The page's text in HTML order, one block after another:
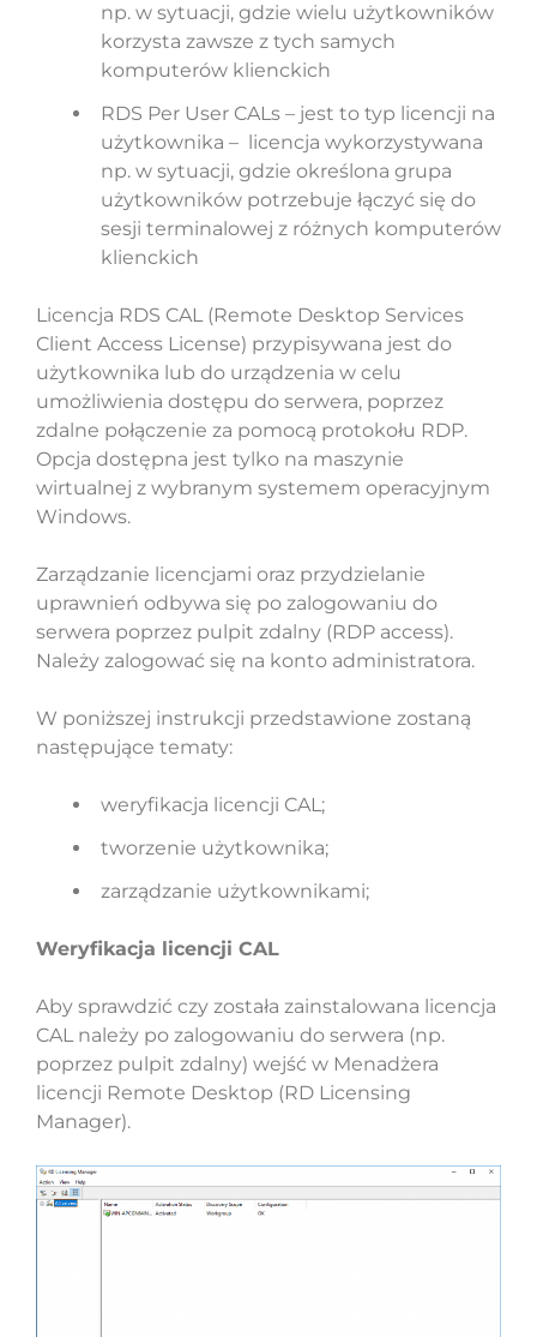
np. w sytuacji, gdzie wielu użytkowników
korzysta zawsze z tych samych
komputerów klienckich
RDS Per User CALs – jest to typ licencji na
użytkownika – licencja wykorzystywana
np. w sytuacji, gdzie określona grupa
użytkowników potrzebuje łączyć się do
sesji terminalowej z różnych komputerów
klienckich
Licencja RDS CAL (Remote Desktop Services
Client Access License) przypisywana jest do
użytkownika lub do urządzenia w celu
umożliwienia dostępu do serwera, poprzez
zdalne połączenie za pomocą protokołu RDP.
Opcja dostępna jest tylko na maszynie
wirtualnej z wybranym systemem operacyjnym
Windows.
Zarządzanie licencjami oraz przydzielanie
uprawnień odbywa się po zalogowaniu do
serwera poprzez pulpit zdalny (RDP access).
Należy zalogować się na konto administratora.
W poniższej instrukcji przedstawione zostaną
następujące tematy:
weryfikacja licencji CAL;
tworzenie użytkownika;
zarządzanie użytkownikami;
Weryfikacja licencji CAL
Aby sprawdzić czy została zainstalowana licencja
CAL należy po zalogowaniu do serwera (np.
poprzez pulpit zdalny) wejść w Menadżera
licencji Remote Desktop (RD Licensing
Manager).